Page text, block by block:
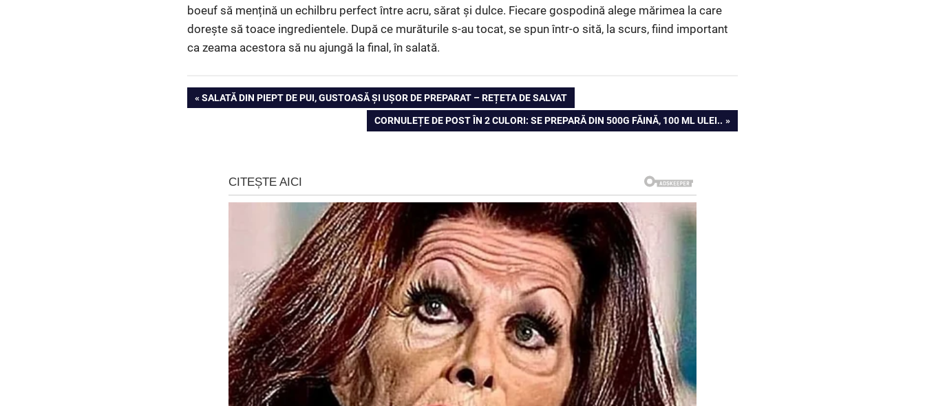
boeuf să mențină un echilbru perfect între acru, sărat și dulce. Fiecare gospodină alege mărimea la care
dorește să toace ingredientele. După ce murăturile s-au tocat, se spun într-o sită, la scurs, fiind important
ca zeama acestora să nu ajungă la final, în salată.
Navigare
PREVIOUS
SALATĂ DIN PIEPT DE PUI, GUSTOASĂ ȘI UȘOR DE PREPARAT – REȚETA DE SALVAT
NEXT
POST:
CORNULEȚE DE POST ÎN 2 CULORI: SE PREPARĂ DIN 500G FĂINĂ, 100 ML ULEI..